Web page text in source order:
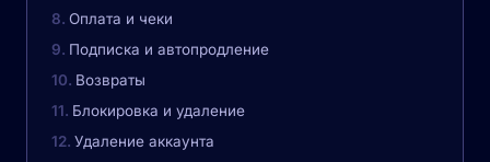
Оплата и чеки
Подписка и автопродление
Возвраты
Блокировка и удаление
Удаление аккаунта